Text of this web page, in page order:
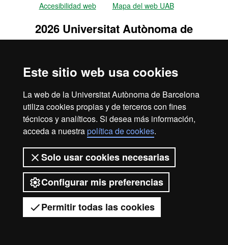
Este sitio web usa cookies
La web de la Universitat Autònoma de Barcelona
utiliza cookies propias y de terceros con fines
técnicos y analíticos. Si desea más información,
acceda a nuestrapolítica de cookies.
Solo usar cookies necesarias
Configurar mis preferencias
Permitir todas las cookies
Tienes dudas?
Accesibilidad web
Mapa del web UAB
2026 Universitat Autònoma de
Barcelona